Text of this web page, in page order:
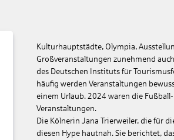
Kulturhauptstädte, Olympia,
Großveranstaltungen zunehmend
des Deutschen Instituts für
häufig werden Veranstaltungen
einem Urlaub. 2024 waren die
Veranstaltungen.
Die Kölnerin Jana Trierweiler, die für
diesen Hype hautnah. Sie berichtet,